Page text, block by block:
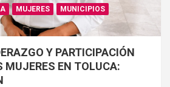
MUJERES
MUNICIPIOS
Y PARTICIPACIÓN
MUJERES EN TOLUCA: